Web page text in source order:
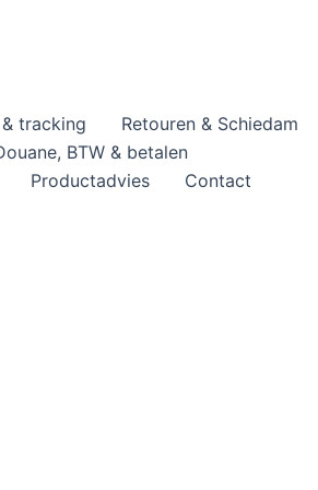
tracking
Retouren & Schiedam
BTW & betalen
Productadvies
Contact